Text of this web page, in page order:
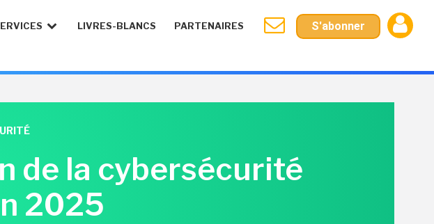
LIVRES-BLANCS PARTENAIRES S'abonner
de la cybersécurité
2025